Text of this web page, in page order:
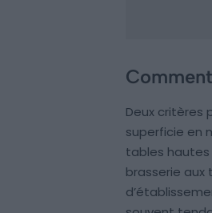
Deux critères
superficie en
tables hautes
brasserie aux